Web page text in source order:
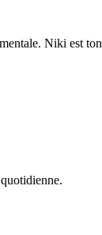
Niki est